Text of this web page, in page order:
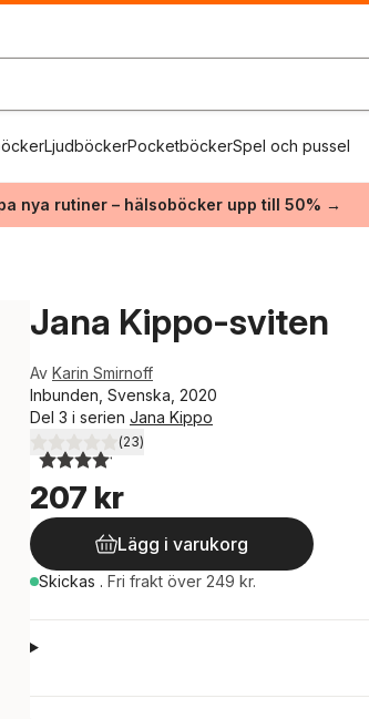
LjudböckerPocketböckerSpel och pussel
nya rutiner – hälsoböcker upp till 50% →
Jana Kippo-sviten
Av Karin Smirnoff
Inbunden, Svenska, 2020
Del 3 i serien Jana Kippo
4,1utav 5 stjärnor. Totalt antal röster:
(23)
207 kr
Lägg i varukorg
Skickas . Fri frakt över 249 kr.